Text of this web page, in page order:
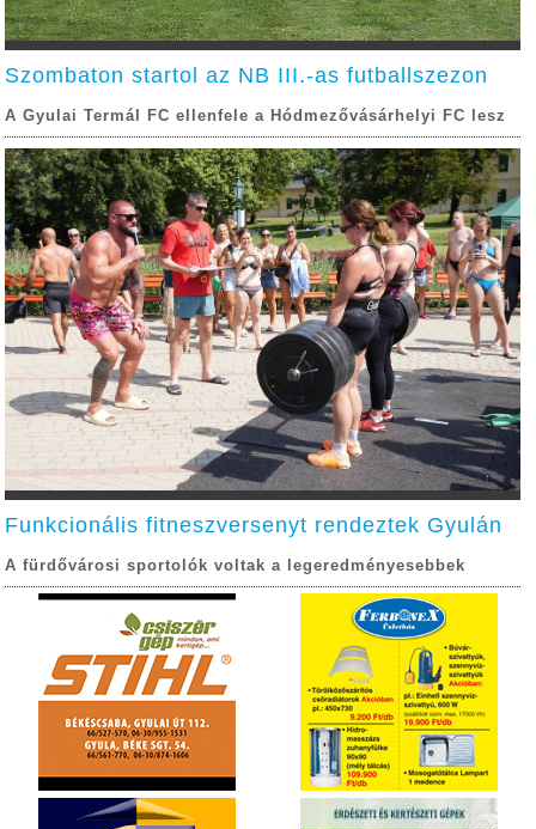
Szombaton startol az NB III.-as futballszezon
A Gyulai Termál FC ellenfele a Hódmezővásárhelyi FC lesz
Funkcionális fitneszversenyt rendeztek Gyulán
A fürdővárosi sportolók voltak a legeredményesebbek